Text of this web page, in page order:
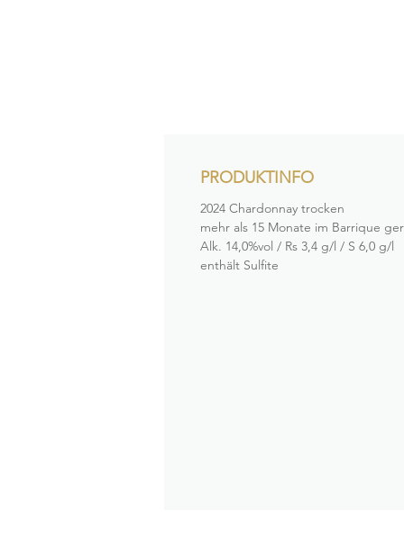
PRODUKTINFO
2024 Chardonnay trocken
mehr als 15 Monate im Barrique
Alk. 14,0%vol / Rs 3,4 g/l / S 6,0 g/l
enthält Sulfite